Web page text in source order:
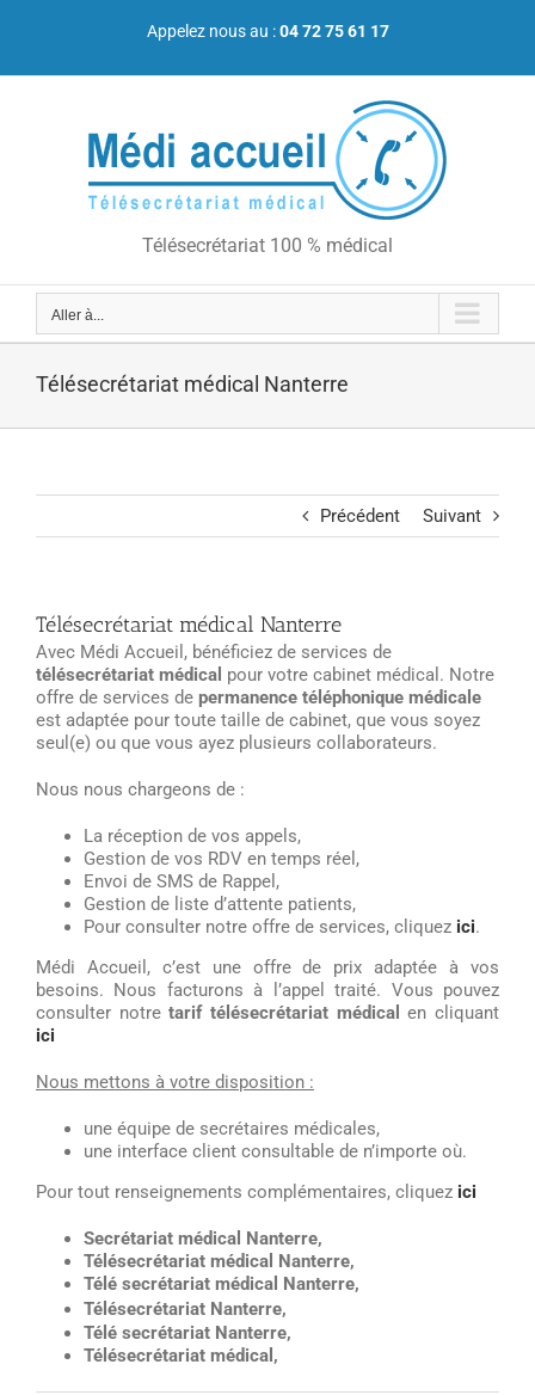
Appelez nous au :04 72 75 61 17
Télésecrétariat 100 % médical
Aller à...
Télésecrétariat médical Nanterre
Précédent Suivant
Télésecrétariat médical Nanterre
Avec Médi Accueil, bénéficiez de services de
télésecrétariat médical pour votre cabinet médical. Notre
offre de services de permanence téléphonique médicale
est adaptée pour toute taille de cabinet, que vous soyez
seul(e) ou que vous ayez plusieurs collaborateurs.
Nous nous chargeons de :
La réception de vos appels,
Gestion de vos RDV en temps réel,
Envoi de SMS de Rappel,
Gestion de liste d’attente patients,
Pour consulter notre offre de services, cliquez ici.
Médi Accueil, c’est une offre de prix adaptée à vos
besoins. Nous facturons à l’appel traité. Vous pouvez
consulter notretarif télésecrétariat médical en cliquant
ici
Nous mettons à votre disposition :
une équipe de secrétaires médicales,
une interface client consultable de n’importe où.
Pour tout renseignements complémentaires, cliquez ici
Secrétariat médical Nanterre,
Télésecrétariat médical Nanterre,
Télé secrétariat médical Nanterre,
Télésecrétariat Nanterre,
Télé secrétariat Nanterre,
Télésecrétariat médical,